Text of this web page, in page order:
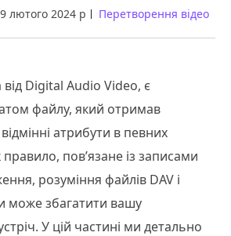
лютого 2024 р Перетворення відео
від Digital Audio Video, є
файлу, який отримав
атрибути в певних
пов’язане із записами
розуміння файлів DAV і
може збагатити вашу
У цій частині ми детально